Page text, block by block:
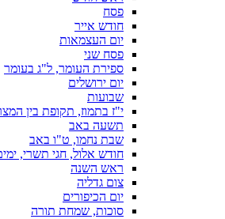
פסח
חודש אייר
יום העצמאות
פסח שני
ספירת העומר, ל"ג בעומר
יום ירושלים
שבועות
י"ז בתמוז, תקופת בין
תשעה באב
שבת נחמו, ט"ו באב
חודש אלול, חגי תשרי,
ראש השנה
צום גדליה
יום הכיפורים
סוכות, שמחת תורה